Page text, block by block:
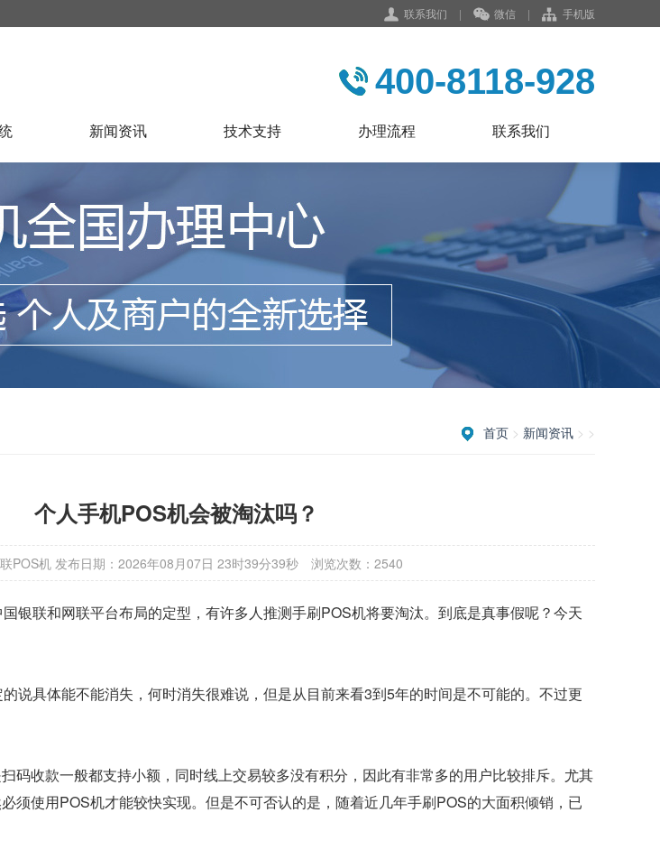
联系我们 | 微信 | 手机版
400-8118-928
新闻资讯 技术支持 办理流程 联系我们
首页 > 新闻资讯 > >
个人手机POS机会被淘汰吗？
POS机 发布日期： 2026年08月07日 23时39分39秒 浏览次数：2540
银联和网联平台布局的定型，有许多人推测手刷POS机将要淘汰。到底是真事假呢？今天
说具体能不能消失，何时消失很难说，但是从目前来看3到5年的时间是不可能的。不过更
码收款一般都支持小额，同时线上交易较多没有积分，因此有非常多的用户比较排斥。尤其
须使用POS机才能较快实现。但是不可否认的是，随着近几年手刷POS的大面积倾销，已